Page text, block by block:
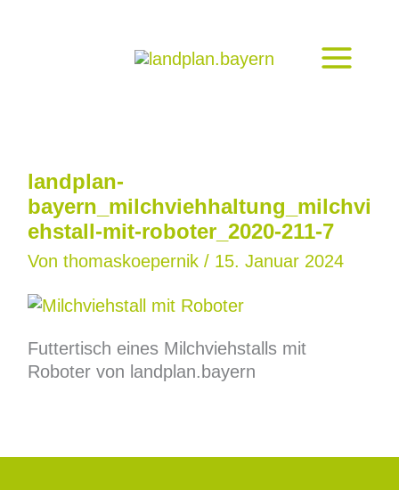
landplan-
bayern_milchviehhaltung_milchvi
ehstall-mit-roboter_2020-211-7
Von thomaskoepernik / 15. Januar 2024
Futtertisch eines Milchviehstalls mit
Roboter von landplan.bayern